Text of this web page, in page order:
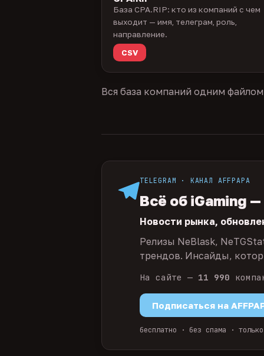
База CPA.RIP: кто из компаний с чем
выходит — имя, телеграм, роль,
направление.
CSV
Вся база компаний одним
TELEGRAM · КАНАЛ AFFPAPA
Всё об iGaming
Новости рынка,
Релизы NeBlask,
трендов. Инсайды,
На сайте — 11 990
Подписаться на
бесплатно · без спама ·